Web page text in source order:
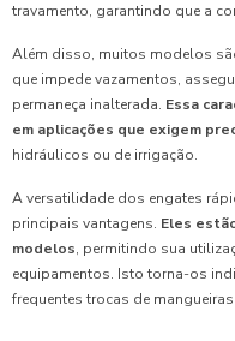
travamento, garantindo que a
Além disso, muitos modelos
que impede vazamentos,
permaneça inalterada. Essa
em aplicações que exigem
hidráulicos ou de irrigação.
A versatilidade dos engates
principais vantagens. Eles
modelos, permitindo sua
equipamentos. Isto torna-os
frequentes trocas de